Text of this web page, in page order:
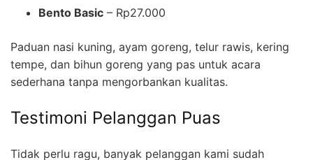
Bento Basic – Rp27.000
Paduan nasi kuning, ayam goreng, telur rawis, kering
tempe, dan bihun goreng yang pas untuk acara
sederhana tanpa mengorbankan kualitas.
Testimoni Pelanggan Puas
Tidak perlu ragu, banyak pelanggan kami sudah